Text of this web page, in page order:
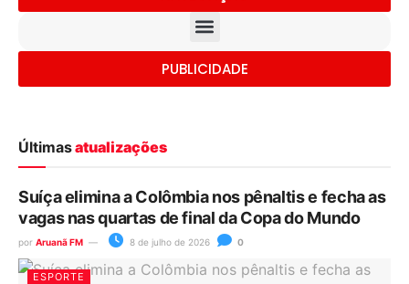
PUBLICIDADE
Últimasatualizações
Suíça elimina a Colômbia nos pênaltis e fecha as
vagas nas quartas de final da Copa do Mundo
por Aruanã FM 8 de julho de 2026 0
ESPORTE